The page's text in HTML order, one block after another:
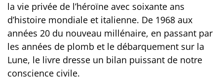
la vie privée de l’héroïne avec soixante ans
d’histoire mondiale et italienne. De 1968 aux
années 20 du nouveau millénaire, en passant par
les années de plomb et le débarquement sur la
Lune, le livre dresse un bilan puissant de notre
conscience civile.